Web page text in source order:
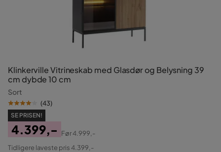
Klinkerville Vitrineskab med Glasdør og Belysning 39
cm dybde 10 cm
Sort
(43)
SE PRISEN!
Pris
4.399,-
Original
Før4.999,-
Tidligere laveste pris 4.399,-